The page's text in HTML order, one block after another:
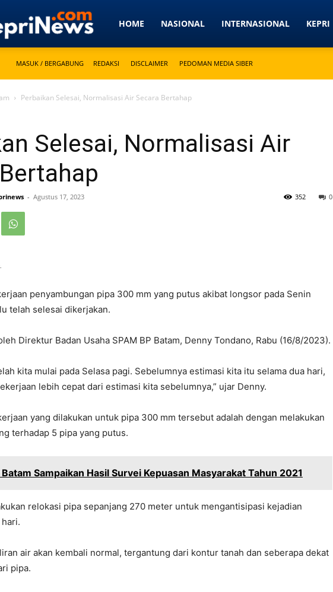
Detikkeprinews.com
HOME NASIONAL INTERNASIONAL KEPRI
MASUK / BERGABUNG REDAKSI DISCLAIMER PEDOMAN MEDIA SIBER
Perbaikan Selesai, Normalisasi Air Secara Bertahap
Selesai, Normalisasi Air
- Agustus 17, 2023 0
352
penyambungan pipa 300 mm yang putus akibat longsor pada Senin
telah selesai dikerjakan.
Direktur Badan Usaha SPAM BP Batam, Denny Tondano, Rabu (16/8/2023).
kita mulai pada Selasa pagi. Sebelumnya estimasi kita itu selama dua hari,
lebih cepat dari estimasi kita sebelumnya,” ujar Denny.
yang dilakukan untuk pipa 300 mm tersebut adalah dengan melakukan
terhadap 5 pipa yang putus.
Batam Sampaikan Hasil Survei Kepuasan Masyarakat Tahun 2021
relokasi pipa sepanjang 270 meter untuk mengantisipasi kejadian
air akan kembali normal, tergantung dari kontur tanah dan seberapa dekat
pipa.